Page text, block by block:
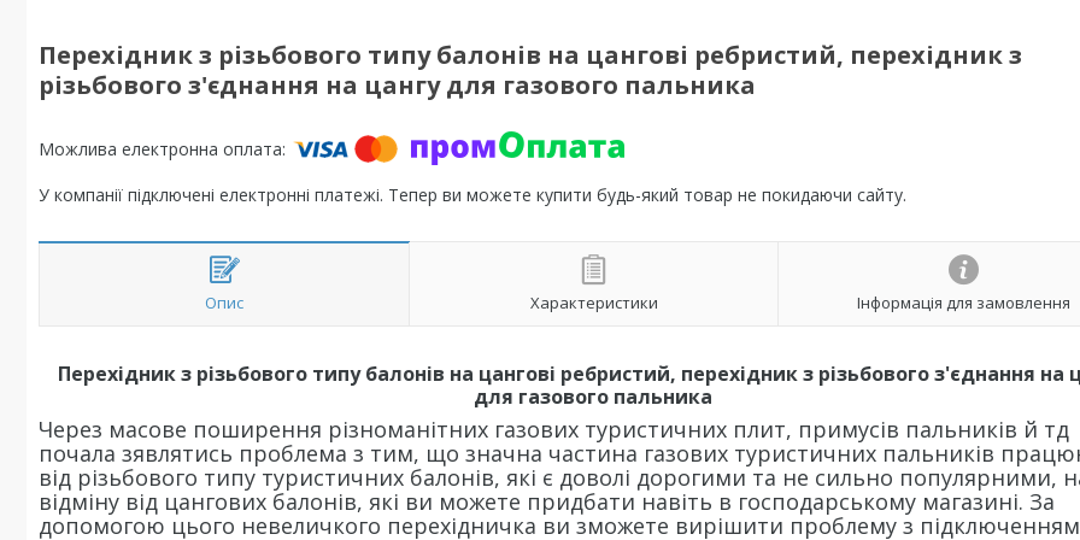
Перехідник з різьбового типу балонів на цангові ребристий, перехідник з
різьбового з'єднання на цангу для газового пальника
У компанії підключені електронні платежі. Тепер ви можете купити будь-який товар не покидаючи сайту.
Опис Характеристики Інформація для замовлення
Перехідник з різьбового типу балонів на цангові ребристий, перехідник з різьбовогоз'єднання на
для газового пальника
Через масове поширення різноманітних газових туристичних плит, примусів пальників й тд
почала зявлятись проблема з тим, що значна частина газових туристичних пальників
від різьбового типу туристичних балонів, які є доволі дорогими та не сильно популярними,
відміну від цангових балонів, які ви можете придбати навіть в господарському магазині. За
допомогою цього невеличкого перехідничка ви зможете вирішити проблему з підключенням